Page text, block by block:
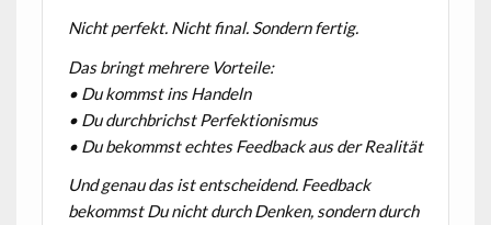
Nicht perfekt. Nicht final. Sondern fertig.
Das bringt mehrere Vorteile:
• Du kommst ins Handeln
• Du durchbrichst Perfektionismus
• Du bekommst echtes Feedback aus der Realität
Und genau das ist entscheidend. Feedback
bekommst Du nicht durch Denken, sondern durch